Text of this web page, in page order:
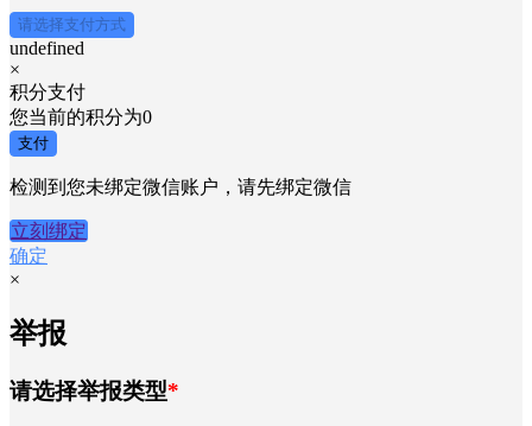
请选择支付方式
undefined
×
积分支付
您当前的积分为0
支付
检测到您未绑定微信账户，请先绑定微信
立刻绑定
确定
×
举报
请选择举报类型*